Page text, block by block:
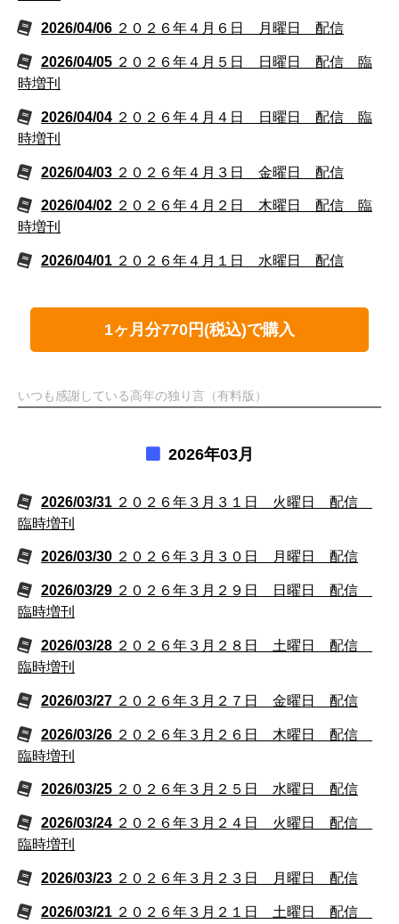
2026/04/06 ２０２６年４月６日 月曜日 配信
2026/04/05 ２０２６年４月５日 日曜日 配信 臨
時増刊
2026/04/04 ２０２６年４月４日 日曜日 配信 臨
時増刊
2026/04/03 ２０２６年４月３日 金曜日 配信
2026/04/02 ２０２６年４月２日 木曜日 配信 臨
時増刊
2026/04/01 ２０２６年４月１日 水曜日 配信
1ヶ月分770円(税込)で購入
いつも感謝している高年の独り言（有料版）
2026年03月
2026/03/31 ２０２６年３月３１日 火曜日 配信
臨時増刊
2026/03/30 ２０２６年３月３０日 月曜日 配信
2026/03/29 ２０２６年３月２９日 日曜日 配信
臨時増刊
2026/03/28 ２０２６年３月２８日 土曜日 配信
臨時増刊
2026/03/27 ２０２６年３月２７日 金曜日 配信
2026/03/26 ２０２６年３月２６日 木曜日 配信
臨時増刊
2026/03/25 ２０２６年３月２５日 水曜日 配信
2026/03/24 ２０２６年３月２４日 火曜日 配信
臨時増刊
2026/03/23 ２０２６年３月２３日 月曜日 配信
2026/03/21 ２０２６年３月２１日 土曜日 配信